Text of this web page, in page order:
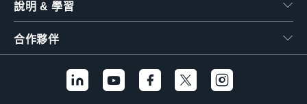
說明 & 學習
合作夥伴